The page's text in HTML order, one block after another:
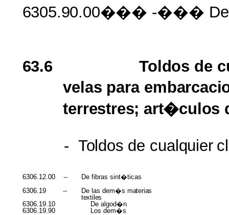
6305.90.00��� -���
63.6 Toldos de
velas para
terrestres; art�culos
- Toldos de cualquier
6306.12.00 --
De fibras sint�ticas
6306.19
-- De las dem�s materias
textiles
6306.19.10
De algod�n
6306.19.90
Los dem�s